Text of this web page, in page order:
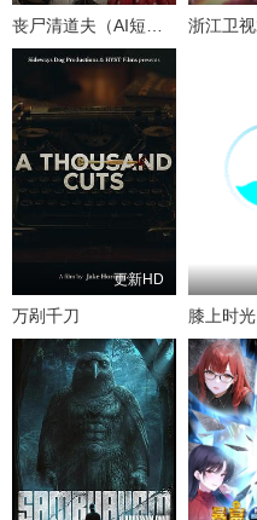
丧尸清道夫（AI短片）
更新HD
万剐千刀 膝上时光